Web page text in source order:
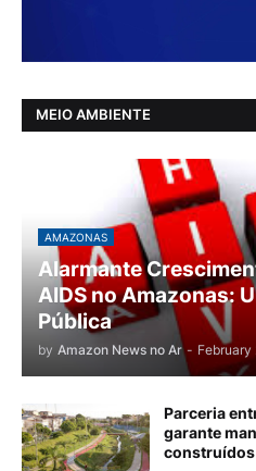
MEIO AMBIENTE
AMAZONAS
Alarmante
AIDS no Amazonas:
Pública
by Amazon News no Ar -
Parceria
garante
construídos